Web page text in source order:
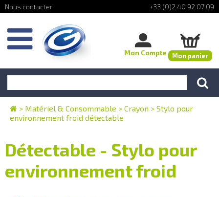
+33 (0)2 40 92 07 09
Mon Compte Mon panier
> Matériel & Consommable > Crayon > Stylo pour
environnement froid détectable
Détectable - Stylo pour
environnement froid